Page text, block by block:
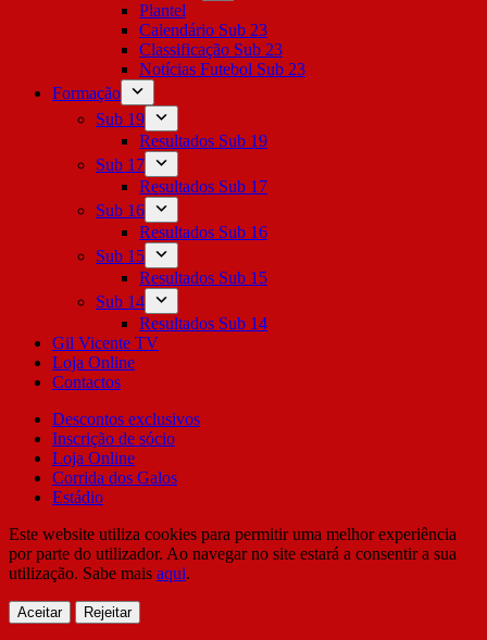
Plantel
Calendário Sub 23
Classificação Sub 23
Notícias Futebol Sub 23
Formação
Sub 19
Resultados Sub 19
Sub 17
Resultados Sub 17
Sub 16
Resultados Sub 16
Sub 15
Resultados Sub 15
Sub 14
Resultados Sub 14
Gil Vicente TV
Loja Online
Contactos
Descontos exclusivos
Inscrição de sócio
Loja Online
Corrida dos Galos
Estádio
Este website utiliza cookies para permitir uma melhor experiência
por parte do utilizador. Ao navegar no site estará a consentir a sua
utilização. Sabe mais aqui.
Aceitar Rejeitar